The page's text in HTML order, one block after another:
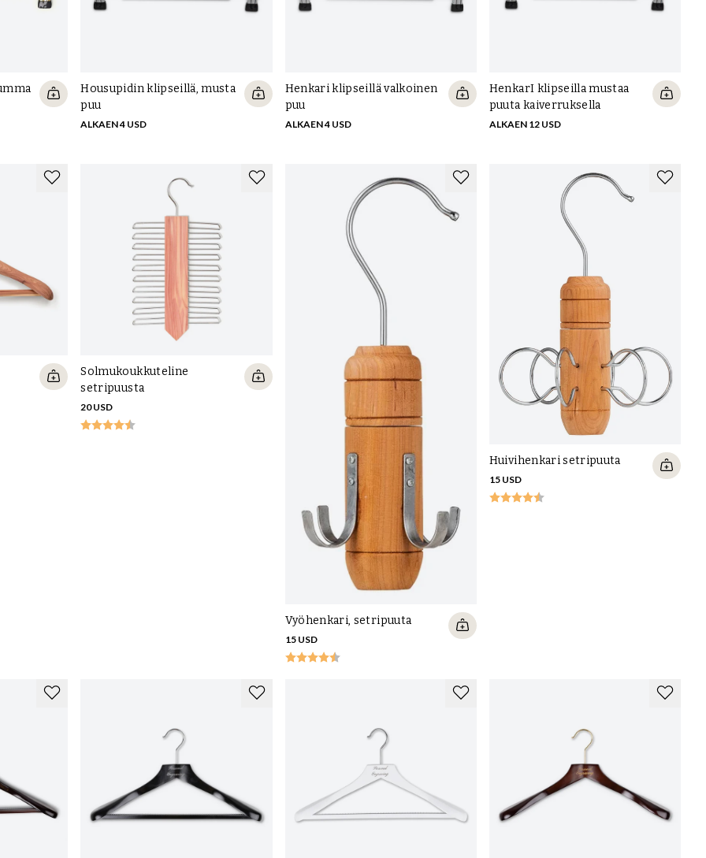
Housupidin klipseillä, musta
puu
ALKAEN 4 USD
Henkari klipseillä valkoinen
puu
ALKAEN 4 USD
HenkarI klipseilla mustaa
puuta kaiverruksella
ALKAEN 12 USD
Solmukoukkuteline
setripuusta
20 USD
Vyöhenkari, setripuuta
15 USD
Huivihenkari setripuuta
15 USD